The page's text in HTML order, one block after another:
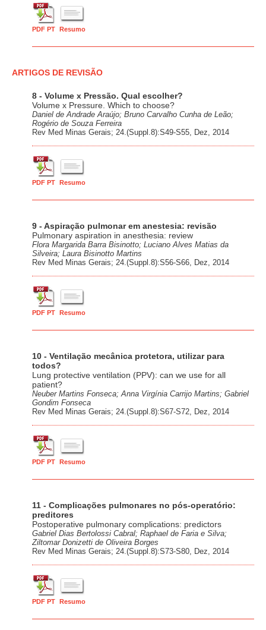
PDF PT Resumo
ARTIGOS DE REVISÃO
8 - Volume x Pressão. Qual escolher?
Volume x Pressure. Which to choose?
Daniel de Andrade Araújo; Bruno Carvalho Cunha de Leão;
Rogério de Souza Ferreira
Rev Med Minas Gerais; 24.(Suppl.8):S49-S55, Dez, 2014
PDF PT Resumo
9 - Aspiração pulmonar em anestesia: revisão
Pulmonary aspiration in anesthesia: review
Flora Margarida Barra Bisinotto; Luciano Alves Matias da
Silveira; Laura Bisinotto Martins
Rev Med Minas Gerais; 24.(Suppl.8):S56-S66, Dez, 2014
PDF PT Resumo
10 - Ventilação mecânica protetora, utilizar para
todos?
Lung protective ventilation (PPV): can we use for all
patient?
Neuber Martins Fonseca; Anna Virgínia Carrijo Martins; Gabriel
Gondim Fonseca
Rev Med Minas Gerais; 24.(Suppl.8):S67-S72, Dez, 2014
PDF PT Resumo
11 - Complicações pulmonares no pós-operatório:
preditores
Postoperative pulmonary complications: predictors
Gabriel Dias Bertolossi Cabral; Raphael de Faria e Silva;
Ziltomar Donizetti de Oliveira Borges
Rev Med Minas Gerais; 24.(Suppl.8):S73-S80, Dez, 2014
PDF PT Resumo